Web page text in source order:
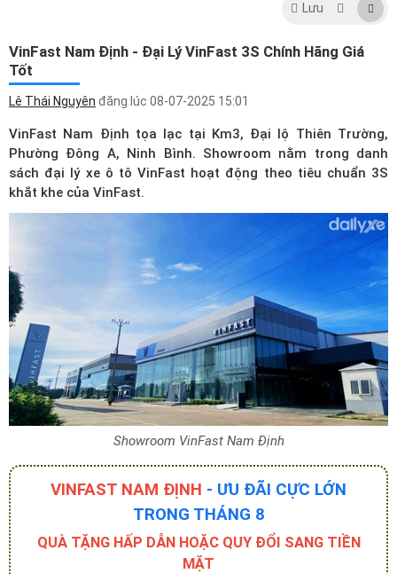
Lưu
VinFast Nam Định - Đại Lý VinFast 3S Chính Hãng Giá
Tốt
Lê Thái Nguyên đăng lúc 08-07-2025 15:01
VinFast Nam Định tọa lạc tại Km3, Đại lộ Thiên Trường,
Phường Đông A, Ninh Bình. Showroom nằm trong danh
sách đại lý xe ô tô VinFast hoạt động theo tiêu chuẩn 3S
khắt khe của VinFast.
Showroom VinFast Nam Định
VINFAST NAM ĐỊNH - ƯU ĐÃI CỰC LỚN
TRONG THÁNG 8
QUÀ TẶNG HẤP DẪN HOẶC QUY ĐỔI SANG TIỀN
MẶT